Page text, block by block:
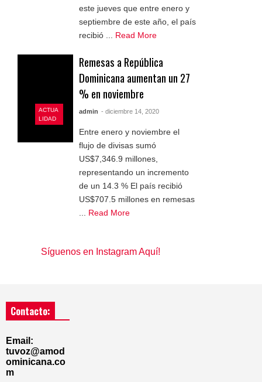
este jueves que entre enero y
septiembre de este año, el país
recibió ...
Read More
ACTUA
LIDAD
Remesas a República
Dominicana aumentan un 27
% en noviembre
admin - diciembre 14, 2020
Entre enero y noviembre el
flujo de divisas sumó
US$7,346.9 millones,
representando un incremento
de un 14.3 % El país recibió
US$707.5 millones en remesas
Read More
Síguenos en Instagram Aquí!
Contacto:
Email:
tuvoz@amod
ominicana.co
m